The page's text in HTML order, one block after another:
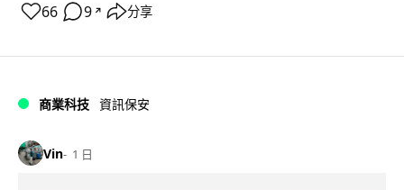
66 9 ↗ 分享
商業科技 資訊保安
Vin 1 日